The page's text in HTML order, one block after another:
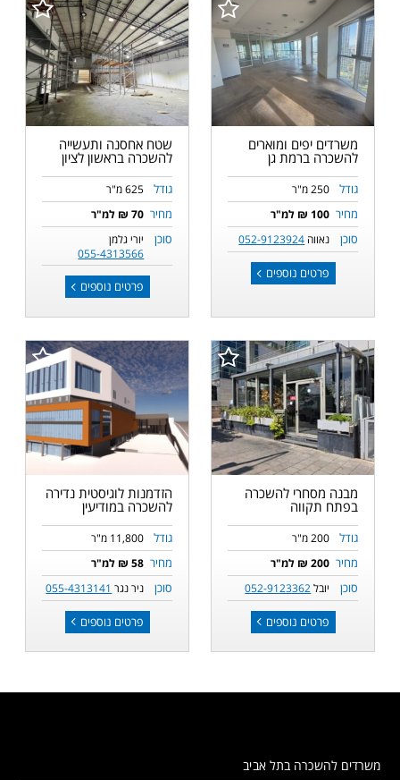
משרדים יפים ומוארים
להשכרה ברמת גן
גודל 250 מ"ר
מחיר 100 ₪ למ"ר
סוכן נאווה 052-9123924
פרטים נוספים
שטח אחסנה ותעשייה
להשכרה בראשון לציון
גודל 625 מ"ר
מחיר 70 ₪ למ"ר
סוכן
יורי גלמן
055-4313566
פרטים נוספים
מבנה מסחרי להשכרה
בפתח תקווה
גודל 200 מ"ר
מחיר 200 ₪ למ"ר
סוכן יובל052-9123362
פרטים נוספים
הזדמנות לוגיסטית נדירה
להשכרה במודיעין
גודל 11,800 מ"ר
מחיר 58 ₪ למ"ר
סוכן ניר נגר 055-4313141
פרטים נוספים
משרדים להשכרה בתל אביב